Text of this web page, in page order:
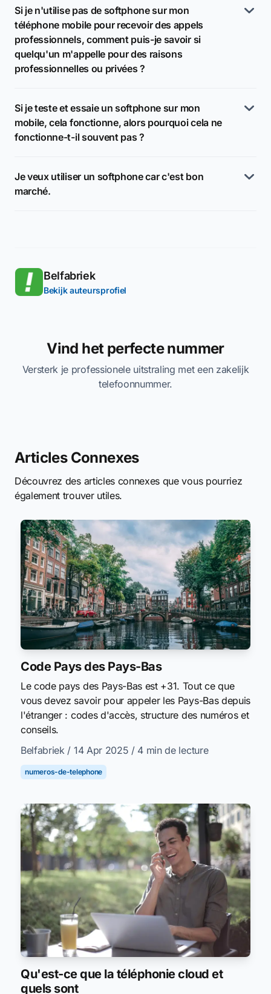
Si je n'utilise pas de softphone sur mon
téléphone mobile pour recevoir des appels
professionnels, comment puis-je savoir si
quelqu'un m'appelle pour des raisons
professionnelles ou privées ?
Si je teste et essaie un softphone sur mon
mobile, cela fonctionne, alors pourquoi cela ne
fonctionne-t-il souvent pas ?
Je veux utiliser un softphone car c'est bon
marché.
Belfabriek
Bekijk auteursprofiel
Vind het perfecte nummer
Versterk je professionele uitstraling met een zakelijk
telefoonnummer.
Articles Connexes
Découvrez des articles connexes que vous pourriez
également trouver utiles.
Code Pays des Pays-Bas
Le code pays des Pays-Bas est +31. Tout ce que
vous devez savoir pour appeler les Pays-Bas depuis
l'étranger : codes d'accès, structure des numéros et
conseils.
Belfabriek / 14 Apr 2025 / 4 min de lecture
numeros-de-telephone
Qu'est-ce que la téléphonie cloud et
quels sont